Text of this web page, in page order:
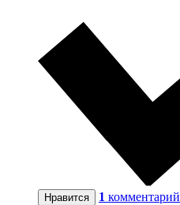
Нравится 1 комментарий